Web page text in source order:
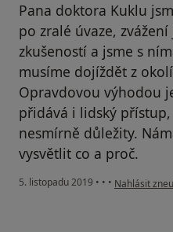
Pana doktora Kuklu
po zralé úvaze,
zkušeností a jsme s
musíme dojíždět z
Opravdovou výhodou
přidává i lidský
nesmírně důležity.
vysvětlit co a proč.
5. listopadu 2019 • • • podle názoru
Nahlásit